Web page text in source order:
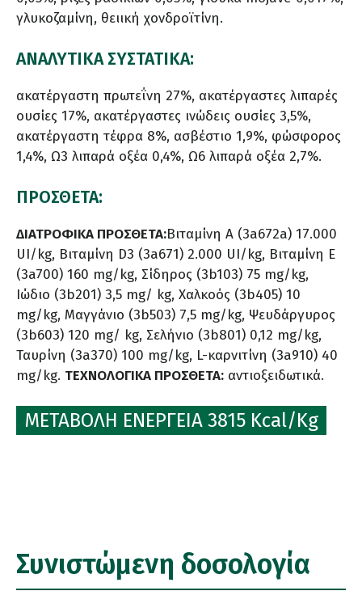
γλυκοζαμίνη, θειική χονδροϊτίνη.
ΑΝΑΛΥΤΙΚΑ ΣΥΣΤΑΤΙΚΑ:
ακατέργαστη πρωτεΐνη 27%, ακατέργαστες λιπαρές
ουσίες 17%, ακατέργαστες ινώδεις ουσίες 3,5%,
ακατέργαστη τέφρα 8%, ασβέστιο 1,9%, φώσφορος
1,4%, Ω3 λιπαρά οξέα 0,4%, Ω6 λιπαρά οξέα 2,7%.
ΠΡΟΣΘΕΤΑ:
ΔΙΑΤΡΟΦΙΚΑ ΠΡΟΣΘΕΤΑ:Βιταμίνη Α (3a672a) 17.000
UI/kg, Βιταμίνη D3 (3a671) 2.000 UI/kg, Βιταμίνη E
(3a700) 160 mg/kg, Σίδηρος (3b103) 75 mg/kg,
Ιώδιο (3b201) 3,5 mg/ kg, Χαλκοός (3b405) 10
mg/kg, Μαγγάνιο (3b503) 7,5 mg/kg, Ψευδάργυρος
(3b603) 120 mg/ kg, Σελήνιο (3b801) 0,12 mg/kg,
Ταυρίνη (3a370) 100 mg/kg, L-καρνιτίνη (3a910) 40
mg/kg. ΤΕΧΝΟΛΟΓΙΚΑ ΠΡΟΣΘΕΤΑ: αντιοξειδωτικά.
ΜΕΤΑΒΟΛΗ ΕΝΕΡΓΕΙΑ 3815 Kcal/Kg
Συνιστώμενη δοσολογία